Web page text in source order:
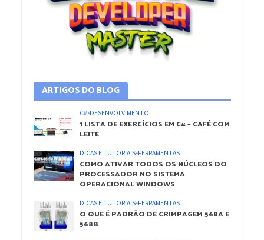
ARTIGOS DO BLOG
C#•DESENVOLVIMENTO
1 LISTA DE EXERCÍCIOS EM C# – CAFÉ COM
LEITE
DICAS E TUTORIAIS•FERRAMENTAS
COMO ATIVAR TODOS OS NÚCLEOS DO
PROCESSADOR NO SISTEMA
OPERACIONAL WINDOWS
DICAS E TUTORIAIS•FERRAMENTAS
O QUE É PADRÃO DE CRIMPAGEM 568A E
568B